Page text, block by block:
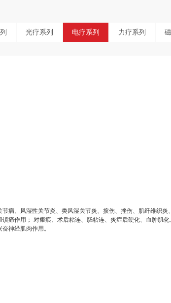
力疗系列
电疗系列
光疗系列
病、风湿性关节炎、类风湿关节炎、捩伤、挫伤、肌纤维织
痛作用； 对瘢痕、术后粘连、肠粘连、炎症后硬化、血肿肌
神经肌肉作用。